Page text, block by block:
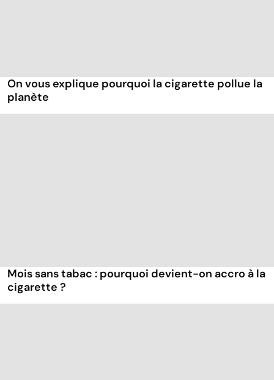
On vous explique pourquoi la cigarette pollue la
planète
Mois sans tabac : pourquoi devient-on accro à la
cigarette ?